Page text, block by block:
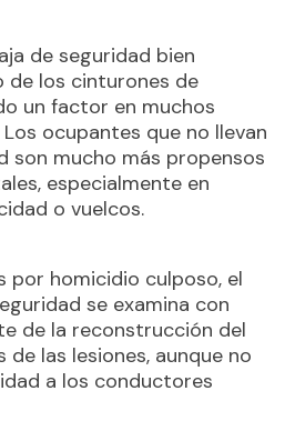
de seguridad bien
de los cinturones de
un factor en muchos
ocupantes que no llevan
son mucho más propensos
especialmente en
o vuelcos.
por homicidio culposo, el
se examina con
de la reconstrucción del
las lesiones, aunque no
a los conductores